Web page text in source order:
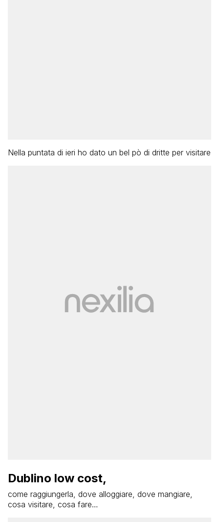
Nella puntata di ieri ho dato un bel pò di dritte per visitare
Dublino low cost,
come raggiungerla, dove alloggiare, dove mangiare,
cosa visitare, cosa fare…